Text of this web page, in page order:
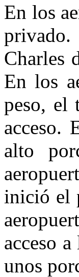
En los
Charles
En los
peso, el
acceso.
alto
inició el
acceso
unos